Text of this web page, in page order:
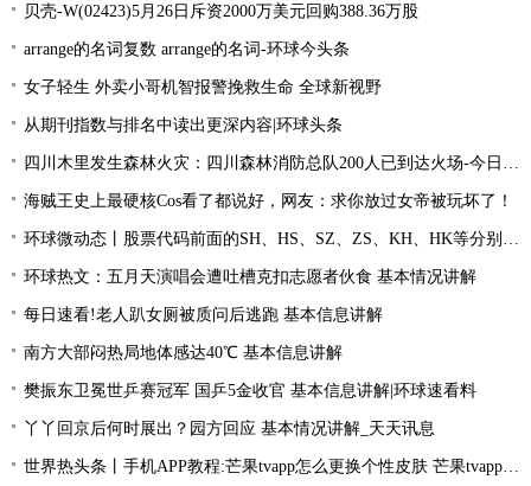
贝壳-W(02423)5月26日斥资2000万美元回购388.36万股
arrange的名词复数 arrange的名词-环球今头条
女子轻生 外卖小哥机智报警挽救生命 全球新视野
从期刊指数与排名中读出更深内容|环球头条
四川木里发生森林火灾：四川森林消防总队200人已到达火场-今日关注
海贼王史上最硬核Cos看了都说好，网友：求你放过女帝被玩坏了！
环球微动态丨股票代码前面的SH、HS、SZ、ZS、KH、HK等分别是什么意思？
环球热文：五月天演唱会遭吐槽克扣志愿者伙食 基本情况讲解
每日速看!老人趴女厕被质问后逃跑 基本信息讲解
南方大部闷热局地体感达40℃ 基本信息讲解
樊振东卫冕世乒赛冠军 国乒5金收官 基本信息讲解|环球速看料
丫丫回京后何时展出？园方回应 基本情况讲解_天天讯息
世界热头条丨手机APP教程:芒果tvapp怎么更换个性皮肤 芒果tvapp更换个性皮肤的方法